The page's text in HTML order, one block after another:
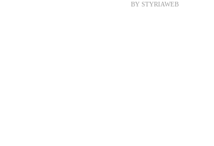
BY STYRIAWEB